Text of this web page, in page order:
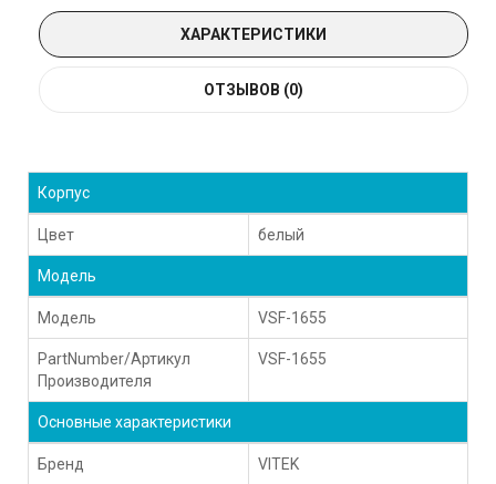
ХАРАКТЕРИСТИКИ
ОТЗЫВОВ (0)
Корпус
Цвет белый
Модель
Модель VSF-1655
PartNumber/Артикул
Производителя
VSF-1655
Основные характеристики
Бренд VITEK